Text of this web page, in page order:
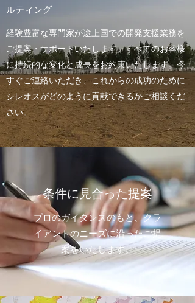
ルティング
経験豊富な専門家が途上国での開発支援業務を
ご提案・サポートいたします。すべてのお客様
に持続的な変化と成長をお約束いたします。今
すぐご連絡いただき、これからの成功のために
シレオスがどのように貢献できるかご相談くだ
さい。
条件に見合った提案
プロのガイダンスのもと、クラ
イアントのニーズに沿ったご提
案をいたします。